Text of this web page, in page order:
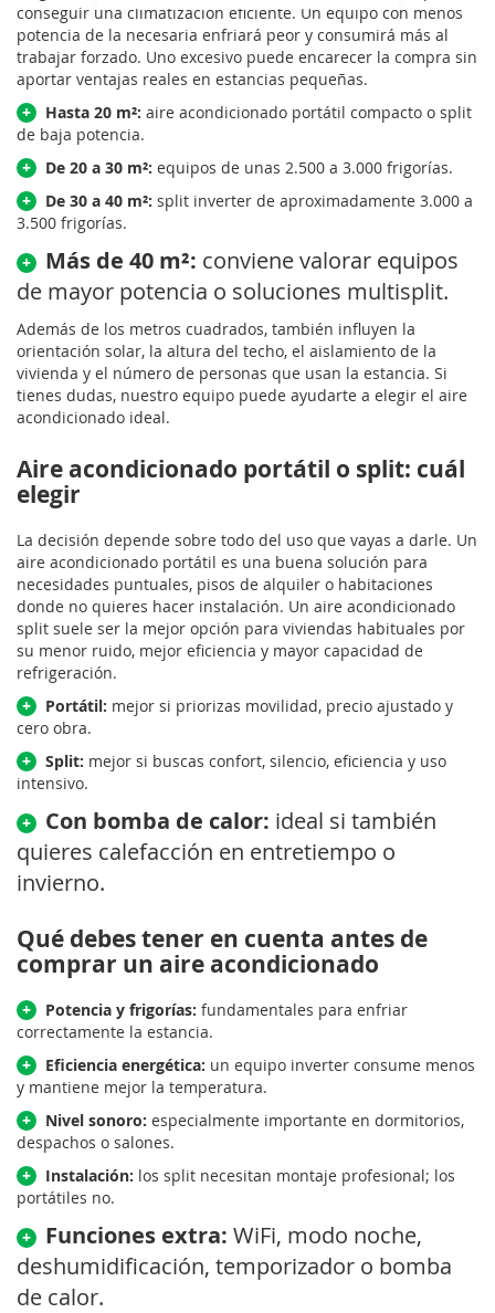
conseguir una climatización eficiente. Un equipo con menos
potencia de la necesaria enfriará peor y consumirá más al
trabajar forzado. Uno excesivo puede encarecer la compra sin
aportar ventajas reales en estancias pequeñas.
+
Hasta 20 m²: aire acondicionado portátil compacto o split
de baja potencia.
+
De 20 a 30 m²: equipos de unas 2.500 a 3.000 frigorías.
+
De 30 a 40 m²: split inverter de aproximadamente 3.000 a
3.500 frigorías.
+
Más de 40 m²: conviene valorar equipos
de mayor potencia o soluciones multisplit.
Además de los metros cuadrados, también influyen la
orientación solar, la altura del techo, el aislamiento de la
vivienda y el número de personas que usan la estancia. Si
tienes dudas, nuestro equipo puede ayudarte a elegir el aire
acondicionado ideal.
Aire acondicionado portátil o split: cuál
elegir
La decisión depende sobre todo del uso que vayas a darle. Un
aire acondicionado portátil es una buena solución para
necesidades puntuales, pisos de alquiler o habitaciones
donde no quieres hacer instalación. Un aire acondicionado
split suele ser la mejor opción para viviendas habituales por
su menor ruido, mejor eficiencia y mayor capacidad de
refrigeración.
+
Portátil: mejor si priorizas movilidad, precio ajustado y
cero obra.
+
Split: mejor si buscas confort, silencio, eficiencia y uso
intensivo.
+
Con bomba de calor: ideal si también
quieres calefacción en entretiempo o
invierno.
Qué debes tener en cuenta antes de
comprar un aire acondicionado
+ Potencia y frigorías: fundamentales para enfriar
correctamente la estancia.
+
Eficiencia energética: un equipo inverter consume menos
y mantiene mejor la temperatura.
+
Nivel sonoro: especialmente importante en dormitorios,
despachos o salones.
+
Instalación: los split necesitan montaje profesional; los
portátiles no.
+
Funciones extra: WiFi, modo noche,
deshumidificación, temporizador o bomba
de calor.